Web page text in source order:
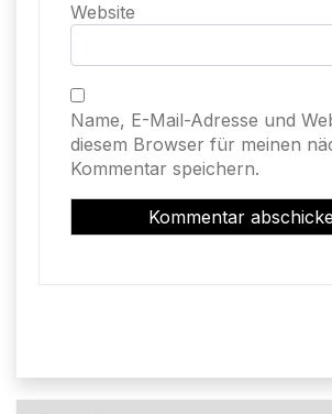
Website
Name, E-Mail-Adresse und
diesem Browser für meinen
Kommentar speichern.